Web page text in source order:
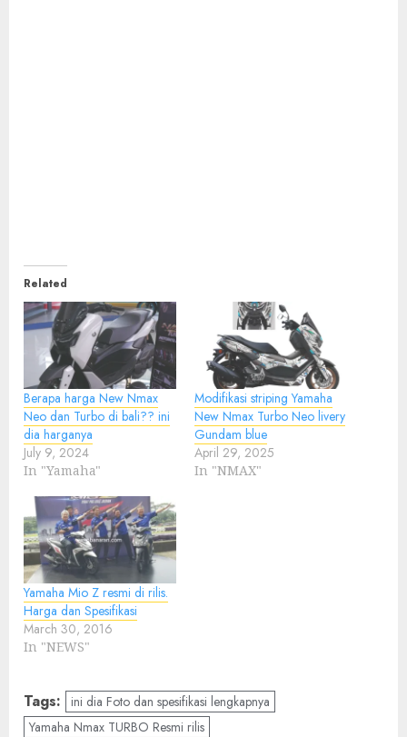
Related
Berapa harga New Nmax
Neo dan Turbo di bali?? ini
dia harganya
July 9, 2024
In "Yamaha"
Modifikasi striping Yamaha
New Nmax Turbo Neo livery
Gundam blue
April 29, 2025
In "NMAX"
Yamaha Mio Z resmi di rilis.
Harga dan Spesifikasi
March 30, 2016
In "NEWS"
Tags: ini dia Foto dan spesifikasi lengkapnya
Yamaha Nmax TURBO Resmi rilis